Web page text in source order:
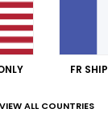
/ prix
FR
VIEW ALL COUNTRIES